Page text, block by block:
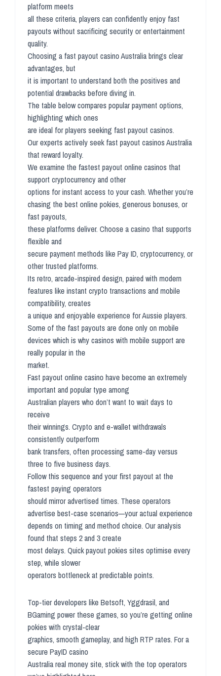
platform meets
all these criteria, players can confidently enjoy fast
payouts without sacrificing security or entertainment
quality.
Choosing a fast payout casino Australia brings clear
advantages, but
it is important to understand both the positives and
potential drawbacks before diving in.
The table below compares popular payment options,
highlighting which ones
are ideal for players seeking fast payout casinos.
Our experts actively seek fast payout casinos Australia
that reward loyalty.
We examine the fastest payout online casinos that
support cryptocurrency and other
options for instant access to your cash. Whether you’re
chasing the best online pokies, generous bonuses, or
fast payouts,
these platforms deliver. Choose a casino that supports
flexible and
secure payment methods like Pay ID, cryptocurrency, or
other trusted platforms.
Its retro, arcade-inspired design, paired with modern
features like instant crypto transactions and mobile
compatibility, creates
a unique and enjoyable experience for Aussie players.
Some of the fast payouts are done only on mobile
devices which is why casinos with mobile support are
really popular in the
market.
Fast payout online casino have become an extremely
important and popular type among
Australian players who don’t want to wait days to
receive
their winnings. Crypto and e-wallet withdrawals
consistently outperform
bank transfers, often processing same-day versus
three to five business days.
Follow this sequence and your first payout at the
fastest paying operators
should mirror advertised times. These operators
advertise best-case scenarios—your actual experience
depends on timing and method choice. Our analysis
found that steps 2 and 3 create
most delays. Quick payout pokies sites optimise every
step, while slower
operators bottleneck at predictable points.
Top-tier developers like Betsoft, Yggdrasil, and
BGaming power these games, so you’re getting online
pokies with crystal-clear
graphics, smooth gameplay, and high RTP rates. For a
secure PayID casino
Australia real money site, stick with the top operators